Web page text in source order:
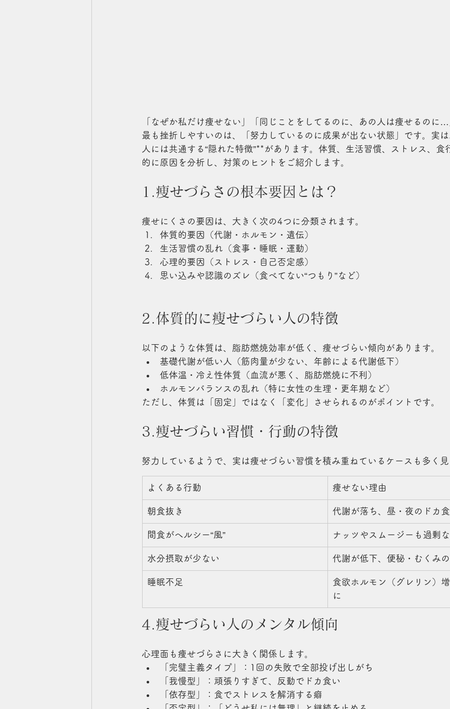
「なぜか私だけ痩せない」「同じことをしてるのに、あの人は痩せるのに
最も挫折しやすいのは、「努力しているのに成果が出ない状態」です。実
人には共通する“隠れた特徴”**があります。体質、生活習慣、ストレス、食
的に原因を分析し、対策のヒントをご紹介します。
1.痩せづらさの根本要因とは？
痩せにくさの要因は、大きく次の4つに分類されます。
体質的要因（代謝・ホルモン・遺伝）
生活習慣の乱れ（食事・睡眠・運動）
心理的要因（ストレス・自己否定感）
思い込みや認識のズレ（食べてない“つもり”など）
2.体質的に痩せづらい人の特徴
以下のような体質は、脂肪燃焼効率が低く、痩せづらい傾向があります。
基礎代謝が低い人（筋肉量が少ない、年齢による代謝低下）
低体温・冷え性体質（血流が悪く、脂肪燃焼に不利）
ホルモンバランスの乱れ（特に女性の生理・更年期など）
ただし、体質は「固定」ではなく「変化」させられるのがポイントです。
3.痩せづらい習慣・行動の特徴
努力しているようで、実は痩せづらい習慣を積み重ねているケースも多く
よくある行動 痩せない理由
朝食抜き 代謝が落ち、昼・夜のドカ
間食がヘルシー“風” ナッツやスムージーも過剰
水分摂取が少ない 代謝が低下、便秘・むくみ
睡眠不足
食欲ホルモン（グレリン）
に
4.痩せづらい人のメンタル傾向
心理面も痩せづらさに大きく関係します。
「完璧主義タイプ」：1回の失敗で全部投げ出しがち
「我慢型」：頑張りすぎて、反動でドカ食い
「依存型」：食でストレスを解消する癖